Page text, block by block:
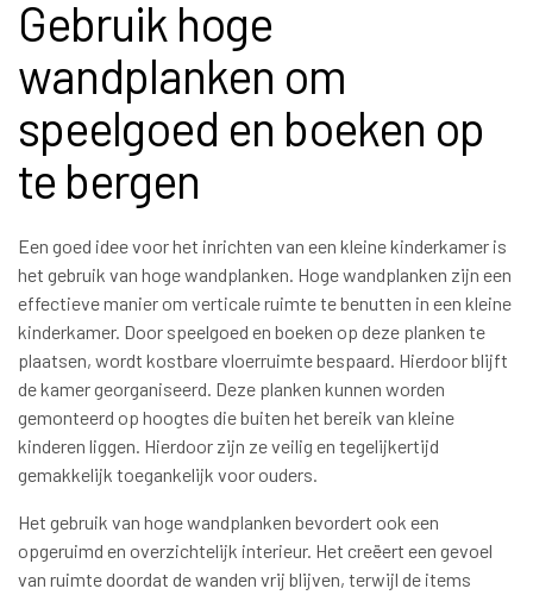
Gebruik hoge
wandplanken om
speelgoed en boeken op
te bergen
Een goed idee voor het inrichten van een kleine kinderkamer is
het gebruik van hoge wandplanken. Hoge wandplanken zijn een
effectieve manier om verticale ruimte te benutten in een kleine
kinderkamer. Door speelgoed en boeken op deze planken te
plaatsen, wordt kostbare vloerruimte bespaard. Hierdoor blijft
de kamer georganiseerd. Deze planken kunnen worden
gemonteerd op hoogtes die buiten het bereik van kleine
kinderen liggen. Hierdoor zijn ze veilig en tegelijkertijd
gemakkelijk toegankelijk voor ouders.
Het gebruik van hoge wandplanken bevordert ook een
opgeruimd en overzichtelijk interieur. Het creëert een gevoel
van ruimte doordat de wanden vrij blijven, terwijl de items